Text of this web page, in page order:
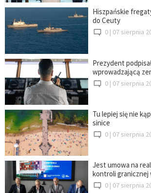
Hiszpańskie
do Ceuty
0 | 07 sierpnia
Prezydent
wprowadzającą
0 | 07 sierpnia
Tu lepiej się nie
sinice
0 | 07 sierpnia
Jest umowa na
kontroli granicznej
0 | 07 sierpnia